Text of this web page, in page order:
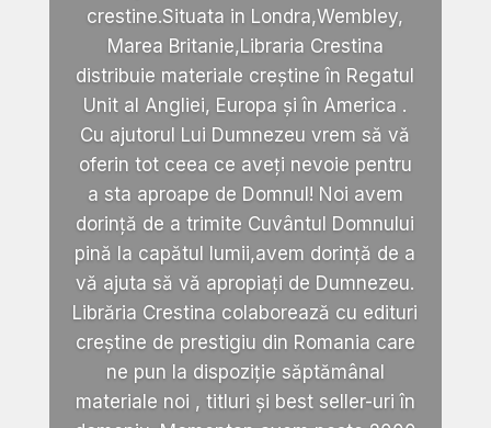
crestine.Situata in Londra,Wembley,
Marea Britanie,Libraria Crestina
distribuie materiale creștine în Regatul
Unit al Angliei, Europa și în America .
Cu ajutorul Lui Dumnezeu vrem să vă
oferin tot ceea ce aveți nevoie pentru
a sta aproape de Domnul! Noi avem
dorință de a trimite Cuvântul Domnului
pină la capătul lumii,avem dorință de a
vă ajuta să vă apropiați de Dumnezeu.
Librăria Crestina colaborează cu edituri
creștine de prestigiu din Romania care
ne pun la dispoziție săptămânal
materiale noi , titluri și best seller-uri în